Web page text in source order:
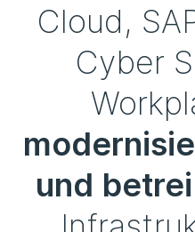
Cloud,
Cyber
und